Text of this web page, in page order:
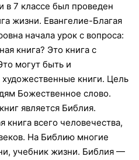
в 7 классе был проведен
жизни. Евангелие-Благая
начала урок с вопроса:
книга? Это книга с
могут быть и
художественные книги. Цель
Божественное слово.
является Библия.
книга всего человечества,
На Библию многие
учебник жизни. Библия —